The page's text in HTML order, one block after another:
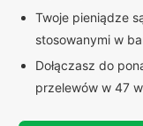
Twoje pieniądze
stosowanymi w
Dołączasz do
przelewów w 47